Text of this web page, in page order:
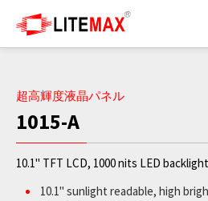
超高輝度液晶パネル
1015-A
10.1" TFT LCD, 1000 nits LED
10.1" sunlight readable, high